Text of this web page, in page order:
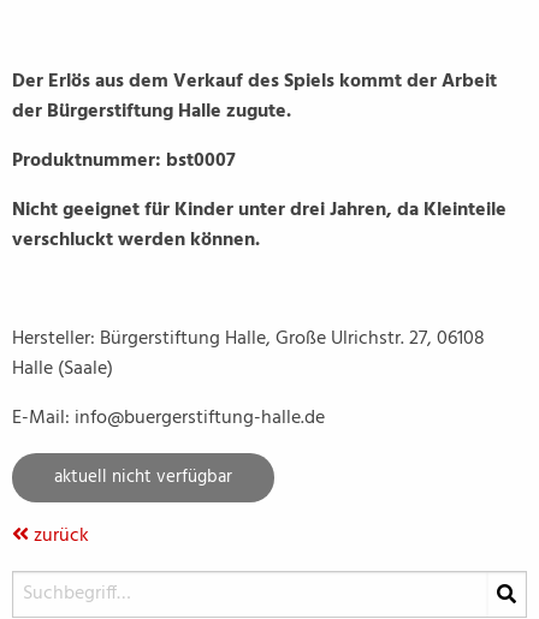
Der Erlös aus dem Verkauf des Spiels kommt der Arbeit
der Bürgerstiftung Halle zugute.
Produktnummer: bst0007
Nicht geeignet für Kinder unter drei Jahren, da Kleinteile
verschluckt werden können.
Hersteller: Bürgerstiftung Halle, Große Ulrichstr. 27, 06108
Halle (Saale)
E-Mail: info@buergerstiftung-halle.de
aktuell nicht verfügbar
zurück